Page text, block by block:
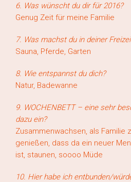
6. Was wünscht du dir für 2016?
Genug Zeit für meine Familie
7. Was machst du in deiner
Sauna, Pferde, Garten
8. Wie entspannst du dich?
Natur, Badewanne
9. WOCHENBETT – eine sehr
dazu ein?
Zusammenwachsen, als Familie
genießen, dass da ein neuer
ist, staunen, soooo Müde
10. Hier habe ich entbunden/